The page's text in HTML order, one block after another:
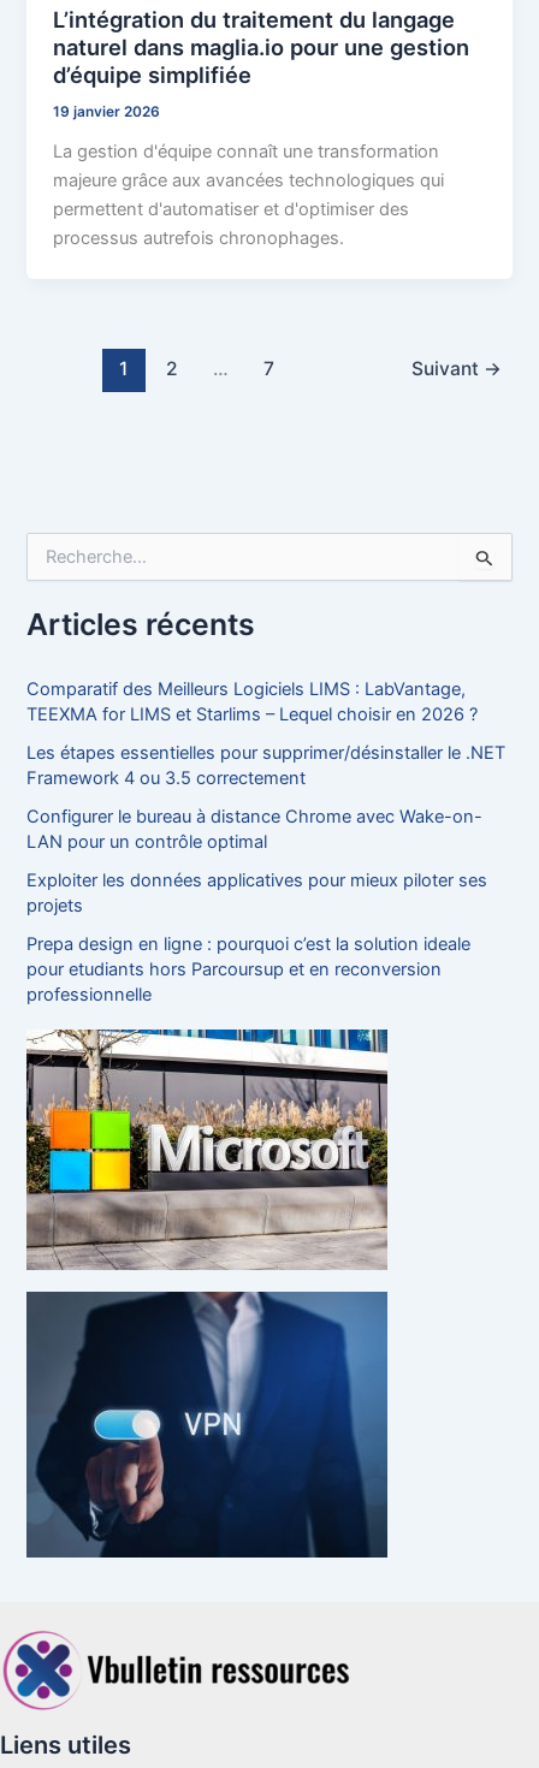
L’intégration du traitement du langage
naturel dans maglia.io pour une gestion
d’équipe simplifiée
19 janvier 2026
La gestion d'équipe connaît une transformation
majeure grâce aux avancées technologiques qui
permettent d'automatiser et d'optimiser des
processus autrefois chronophages.
1 2 … 7 Suivant →
h
e
c
h
r
:
Articles récents
Comparatif des Meilleurs Logiciels LIMS : LabVantage,
TEEXMA for LIMS et Starlims – Lequel choisir en 2026 ?
Les étapes essentielles pour supprimer/désinstaller le .NET
Framework 4 ou 3.5 correctement
Configurer le bureau à distance Chrome avec Wake-on-
LAN pour un contrôle optimal
Exploiter les données applicatives pour mieux piloter ses
projets
Prepa design en ligne : pourquoi c’est la solution ideale
pour etudiants hors Parcoursup et en reconversion
professionnelle
Liens utiles